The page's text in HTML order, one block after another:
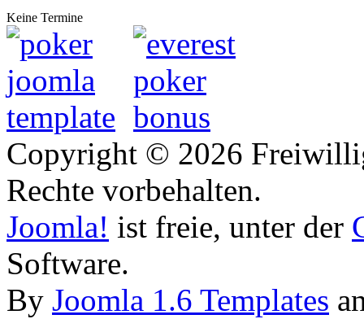
Keine Termine
Copyright © 2026
Rechte vorbehalten.
Joomla! ist freie, unter der
Software.
By Joomla 1.6 Templates